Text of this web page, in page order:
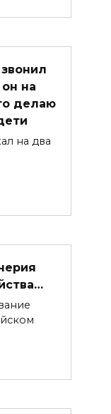
на
делаю
на два